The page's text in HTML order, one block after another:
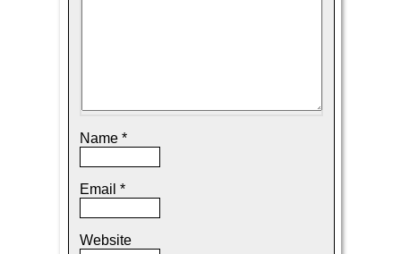
Name *
Email *
Website